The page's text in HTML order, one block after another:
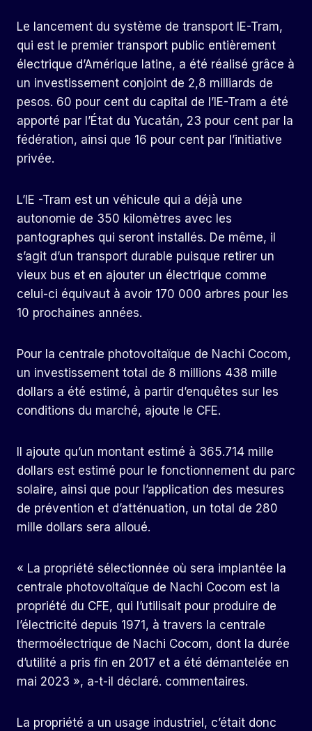
Le lancement du système de transport IE-Tram,
qui est le premier transport public entièrement
électrique d’Amérique latine, a été réalisé grâce à
un investissement conjoint de 2,8 milliards de
pesos. 60 pour cent du capital de l’IE-Tram a été
apporté par l’État du Yucatán, 23 pour cent par la
fédération, ainsi que 16 pour cent par l’initiative
privée.
L’IE -Tram est un véhicule qui a déjà une
autonomie de 350 kilomètres avec les
pantographes qui seront installés. De même, il
s’agit d’un transport durable puisque retirer un
vieux bus et en ajouter un électrique comme
celui-ci équivaut à avoir 170 000 arbres pour les
10 prochaines années.
Pour la centrale photovoltaïque de Nachi Cocom,
un investissement total de 8 millions 438 mille
dollars a été estimé, à partir d’enquêtes sur les
conditions du marché, ajoute le CFE.
Il ajoute qu’un montant estimé à 365.714 mille
dollars est estimé pour le fonctionnement du parc
solaire, ainsi que pour l’application des mesures
de prévention et d’atténuation, un total de 280
mille dollars sera alloué.
« La propriété sélectionnée où sera implantée la
centrale photovoltaïque de Nachi Cocom est la
propriété du CFE, qui l’utilisait pour produire de
l’électricité depuis 1971, à travers la centrale
thermoélectrique de Nachi Cocom, dont la durée
d’utilité a pris fin en 2017 et a été démantelée en
mai 2023 », a-t-il déclaré. commentaires.
La propriété a un usage industriel, c’était donc